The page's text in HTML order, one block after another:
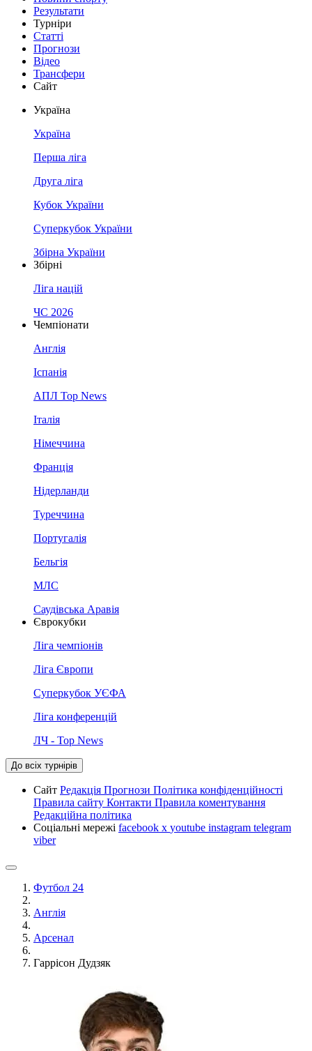
Результати
Турніри
Статті
Прогнози
Відео
Трансфери
Сайт
Україна
Україна
Перша ліга
Друга ліга
Кубок України
Суперкубок України
Збірна України
Збірні
Ліга націй
ЧС 2026
Чемпіонати
Англія
Іспанія
АПЛ Top News
Італія
Німеччина
Франція
Нідерланди
Туреччина
Португалія
Бельгія
МЛС
Саудівська Аравія
Єврокубки
Ліга чемпіонів
Ліга Європи
Суперкубок УЄФА
Ліга конференцій
ЛЧ - Top News
До всіх турнірів
Сайт Редакція Прогнози Політика конфіденційності
Правила сайту Контакти Правила коментування
Редакційна політика
Соціальні мережі facebook x youtube instagram telegram
viber
Футбол 24
Англія
Арсенал
Гаррісон Дудзяк